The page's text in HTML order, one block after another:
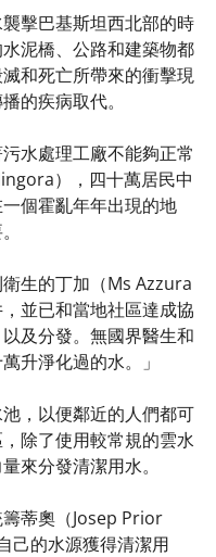
擊巴基斯坦西北部的時
泥橋、公路和建築物都
和死亡所帶來的衝擊現
的疾病取代。
水處理工廠不能夠正常
），四十萬居民中
個霍亂年年出現的地
生的丁加（Ms Azzura
並已和當地社區達成協
及分發。無國界醫生和
升淨化過的水。」
，以便鄰近的人們都可
除了使用較常規的雲水
來分發清潔用水。
蒂奧（Josep Prior
己的水源獲得清潔用